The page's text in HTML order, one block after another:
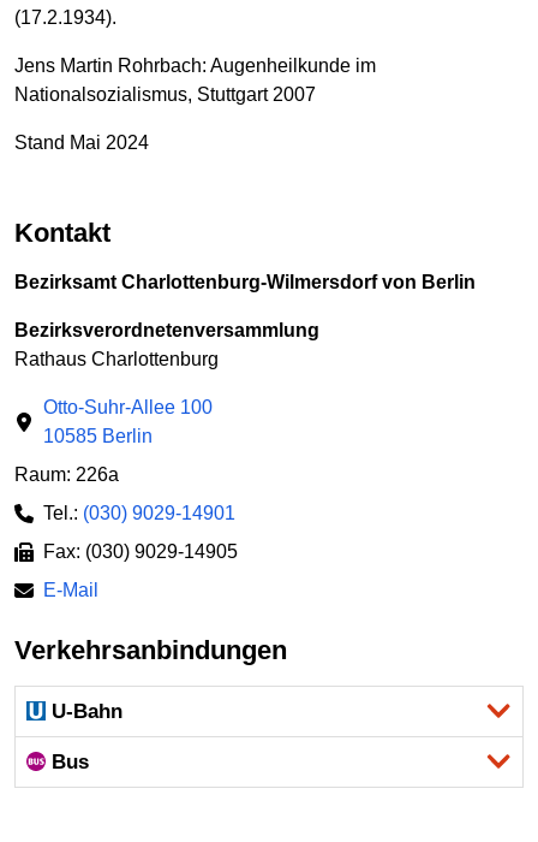
(17.2.1934).
Jens Martin Rohrbach: Augenheilkunde im
Nationalsozialismus, Stuttgart 2007
Stand Mai 2024
Kontakt
Bezirksamt Charlottenburg-Wilmersdorf von Berlin
Bezirksverordnetenversammlung
Rathaus Charlottenburg
Otto-Suhr-Allee 100
10585 Berlin
Raum: 226a
Tel.: (030) 9029-14901
Fax: (030) 9029-14905
E-Mail
Verkehrsanbindungen
U-Bahn
Bus